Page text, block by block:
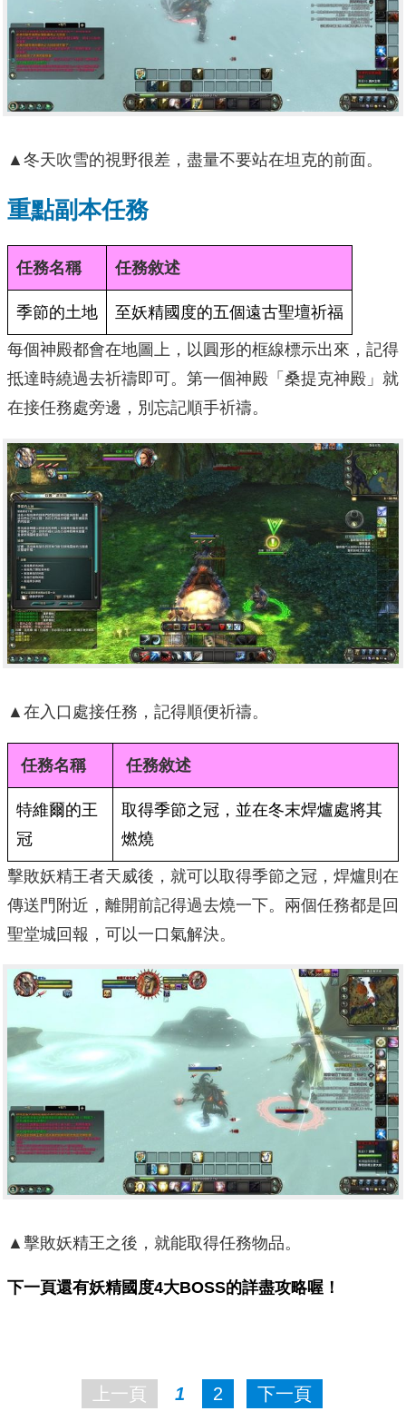
▲冬天吹雪的視野很差，盡量不要站在坦克的前面。
重點副本任務
任務名稱 任務敘述
季節的土地 至妖精國度的五個遠古聖壇祈福
每個神殿都會在地圖上，以圓形的框線標示出來，記得
抵達時繞過去祈禱即可。第一個神殿「桑提克神殿」就
在接任務處旁邊，別忘記順手祈禱。
▲在入口處接任務，記得順便祈禱。
任務名稱 任務敘述
特維爾的王
冠
取得季節之冠，並在冬末焊爐處將其
燃燒
擊敗妖精王者天威後，就可以取得季節之冠，焊爐則在
傳送門附近，離開前記得過去燒一下。兩個任務都是回
聖堂城回報，可以一口氣解決。
▲擊敗妖精王之後，就能取得任務物品。
下一頁還有妖精國度4大BOSS的詳盡攻略喔！
上一頁 1 2 下一頁